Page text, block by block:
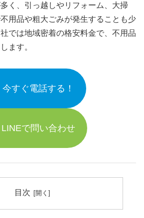
く、引っ越しやリフォーム、大掃
用品や粗大ごみが発生することも少
では地域密着の格安料金で、不用品
ます。
今すぐ電話する！
LINEで問い合わせ
目次